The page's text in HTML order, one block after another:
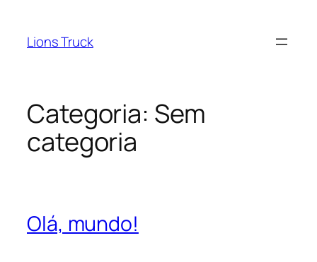
Lions Truck
Categoria: Sem
categoria
Olá, mundo!